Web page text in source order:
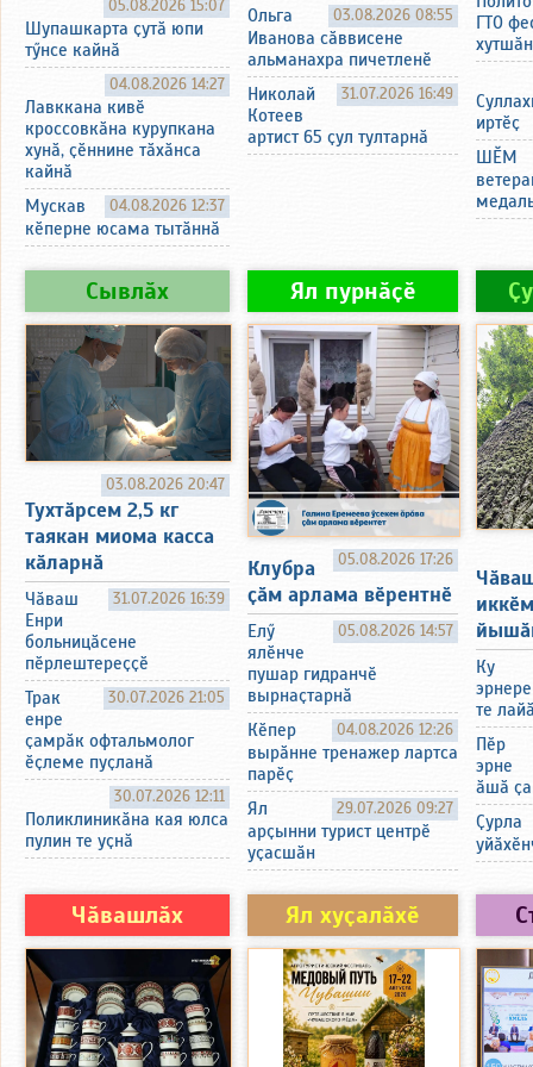
05.08.2026 15:07
Шупашкарта ҫутӑ юпи
тӳнсе кайнӑ
04.08.2026 14:27
Лавккана кивӗ
кроссовкӑна курупкана
хунӑ, ҫӗннине тӑхӑнса
кайнӑ
04.08.2026 12:37
Мускав
кӗперне юсама тытӑннӑ
03.08.2026 08:55
Ольга
Иванова сӑввисене
альманахра пичетленӗ
31.07.2026 16:49
Николай
Котеев
артист 65 ҫул тултарнӑ
ГТО
иртӗҫ
ШӖМ
Сывлӑх
03.08.2026 20:47
Тухтӑрсем 2,5 кг
таякан миома касса
кӑларнӑ
31.07.2026 16:39
Чӑваш
Енри
больницӑсене
пӗрлештереҫҫӗ
30.07.2026 21:05
Трак
енре
ҫамрӑк офтальмолог
ӗҫлеме пуҫланӑ
30.07.2026 12:11
Поликлиникӑна кая юлса
пулин те уҫнӑ
Ял пурнӑҫӗ
05.08.2026 17:26
Клубра
ҫӑм арлама вӗрентнӗ
05.08.2026 14:57
Елӳ
ялӗнче
пушар гидранчӗ
вырнаҫтарнӑ
04.08.2026 12:26
Кӗпер
вырӑнне тренажер лартса
парӗҫ
29.07.2026 09:27
Ял
арҫынни турист центрӗ
уҫасшӑн
Ку
эрнере
те
Пӗр
эрне
ӑшӑ
Ҫурла
Чӑвашлӑх Ял хуҫалӑхӗ